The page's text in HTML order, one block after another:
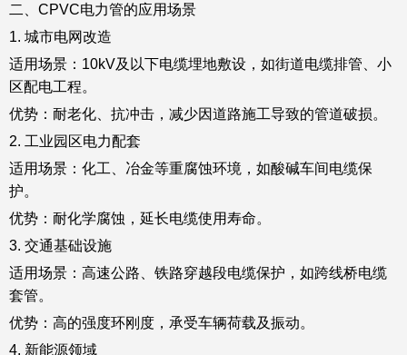
二、CPVC电力管的应用场景
1. 城市电网改造
适用场景：10kV及以下电缆埋地敷设，如街道电缆排管、小
区配电工程。
优势：耐老化、抗冲击，减少因道路施工导致的管道破损。
2. 工业园区电力配套
适用场景：化工、冶金等重腐蚀环境，如酸碱车间电缆保
护。
优势：耐化学腐蚀，延长电缆使用寿命。
3. 交通基础设施
适用场景：高速公路、铁路穿越段电缆保护，如跨线桥电缆
套管。
优势：高的强度环刚度，承受车辆荷载及振动。
4. 新能源领域